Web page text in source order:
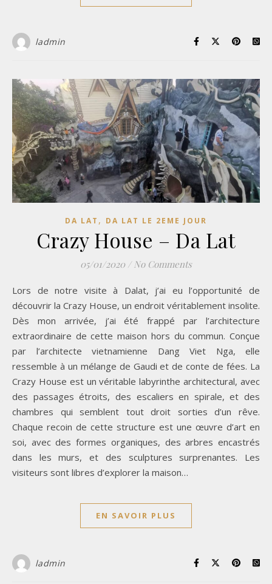
ladmin
DA LAT , DA LAT LE 2EME JOUR
Crazy House – Da Lat
05/01/2020 / No Comments
Lors de notre visite à Dalat, j’ai eu l’opportunité de
découvrir la Crazy House, un endroit véritablement insolite.
Dès mon arrivée, j’ai été frappé par l’architecture
extraordinaire de cette maison hors du commun. Conçue
par l’architecte vietnamienne Dang Viet Nga, elle
ressemble à un mélange de Gaudi et de conte de fées. La
Crazy House est un véritable labyrinthe architectural, avec
des passages étroits, des escaliers en spirale, et des
chambres qui semblent tout droit sorties d’un rêve.
Chaque recoin de cette structure est une œuvre d’art en
soi, avec des formes organiques, des arbres encastrés
dans les murs, et des sculptures surprenantes. Les
visiteurs sont libres d’explorer la maison…
EN SAVOIR PLUS
ladmin